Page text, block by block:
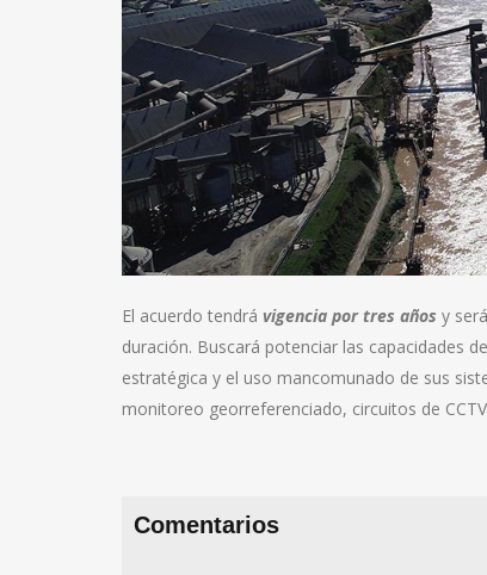
El acuerdo tendrá vigencia por tres años y
duración. Buscará potenciar las capacidades
estratégica y el uso mancomunado de sus
monitoreo georreferenciado, circuitos de
Comentarios